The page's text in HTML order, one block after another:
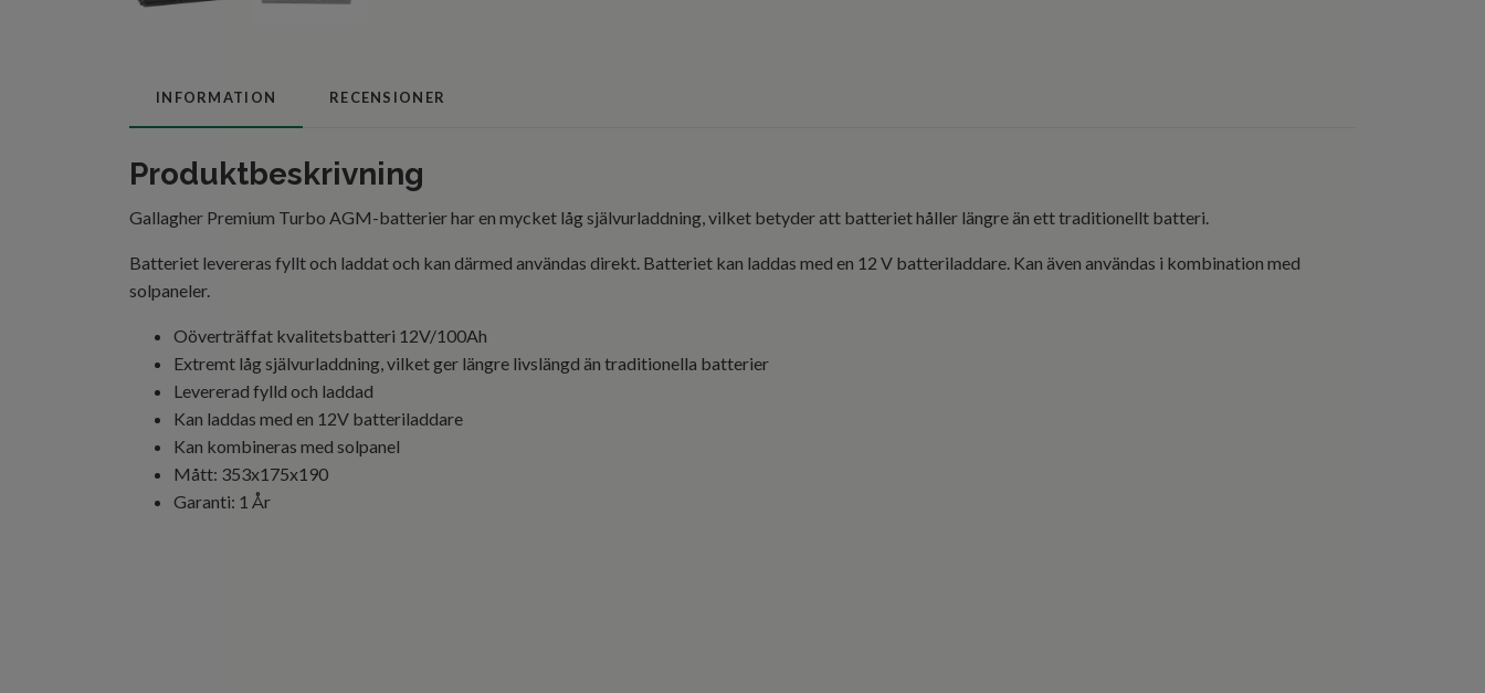
INFORMATION RECENSIONER
Produktbeskrivning
Gallagher Premium Turbo AGM-batterier har en mycket låg självurladdning, vilket betyder att batteriet håller längre än ett traditionellt batteri.
Batteriet levereras fyllt och laddat och kan därmed användas direkt. Batteriet kan laddas med en 12 V batteriladdare. Kan även användas i kombination med
solpaneler.
Oöverträffat kvalitetsbatteri 12V/100Ah
Extremt låg självurladdning, vilket ger längre livslängd än traditionella batterier
Levererad fylld och laddad
Kan laddas med en 12V batteriladdare
Kan kombineras med solpanel
Mått: 353x175x190
Garanti: 1 År